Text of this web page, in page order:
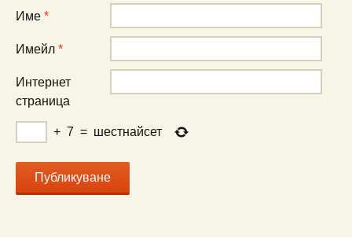
Име *
Имейл *
Интернет
страница
+ 7 = шестнайсет